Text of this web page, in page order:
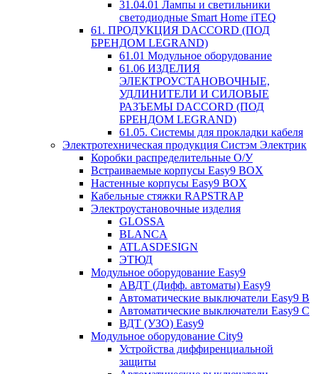
31.04.01 Лампы и светильники
светодиодные Smart Home iTEQ
61. ПРОДУКЦИЯ DACCORD (ПОД
БРЕНДОМ LEGRAND)
61.01 Модульное оборудование
61.06 ИЗДЕЛИЯ
ЭЛЕКТРОУСТАНОВОЧНЫЕ,
УДЛИНИТЕЛИ И СИЛОВЫЕ
РАЗЪЕМЫ DACCORD (ПОД
БРЕНДОМ LEGRAND)
61.05. Системы для прокладки кабеля
Электротехническая продукция Систэм Электрик
Коробки распределительные О/У
Встраиваемые корпусы Easy9 BOX
Настенные корпусы Easy9 BOX
Кабельные стяжки RAPSTRAP
Электроустановочные изделия
GLOSSA
BLANCA
ATLASDESIGN
ЭТЮД
Модульное оборудование Easy9
АВДТ (Дифф. автоматы) Easy9
Автоматические выключатели Easy9 В
Автоматические выключатели Easy9 С
ВДТ (УЗО) Easy9
Модульное оборудование City9
Устройства диффиренциальной
защиты